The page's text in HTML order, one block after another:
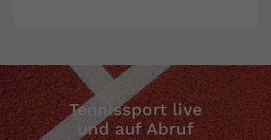
Tennissport live
und auf Abruf